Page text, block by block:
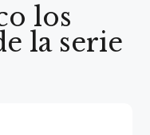
los
la serie